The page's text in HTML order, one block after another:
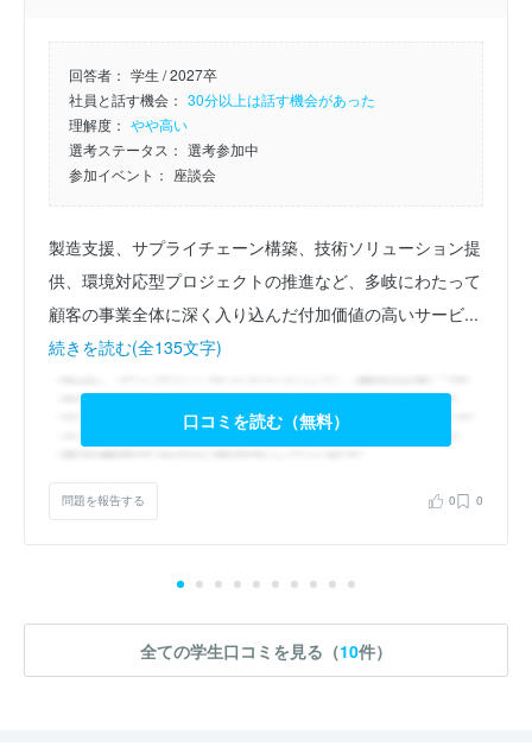
回答者： 学生 / 2027卒
社員と話す機会： 30分以上は話す機会があった
理解度： やや高い
選考ステータス： 選考参加中
参加イベント： 座談会
製造支援、サプライチェーン構築、技術ソリューション提
供、環境対応型プロジェクトの推進など、多岐にわたって
顧客の事業全体に深く入り込んだ付加価値の高いサービ...
続きを読む(全135文字)
口コミを読む（無料）
問題を報告する 0 0
全ての学生口コミを見る（10件）